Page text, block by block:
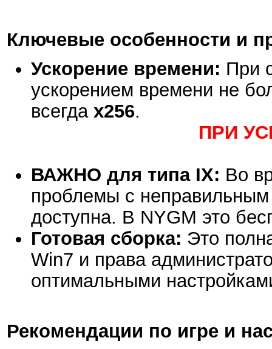
Ключевые особенности и
Ускорение времени: При
ускорением времени не
всегда x256.
ПРИ
ВАЖНО для типа IX: Во
проблемы с неправильным
доступна. В NYGM это
Готовая сборка: Это
Win7 и права
оптимальными
Рекомендации по игре и